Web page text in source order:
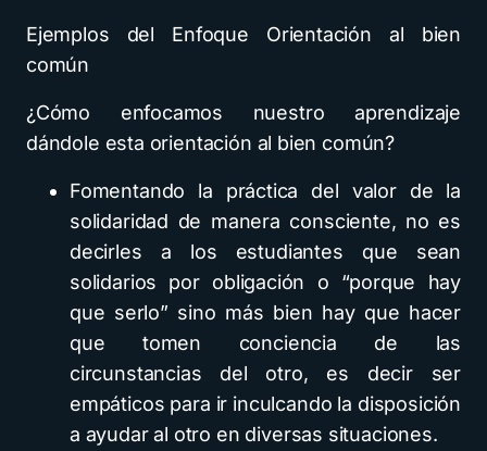
Ejemplos del Enfoque Orientación al bien
común
¿Cómo enfocamos nuestro aprendizaje
dándole esta orientación al bien común?
Fomentando la práctica del valor de la
solidaridad de manera consciente, no es
decirles a los estudiantes que sean
solidarios por obligación o “porque hay
que serlo” sino más bien hay que hacer
que tomen conciencia de las
circunstancias del otro, es decir ser
empáticos para ir inculcando la disposición
a ayudar al otro en diversas situaciones.